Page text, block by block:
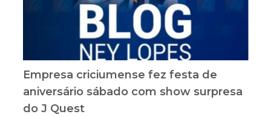
Empresa criciumense fez festa de
aniversário sábado com show surpresa
do J Quest